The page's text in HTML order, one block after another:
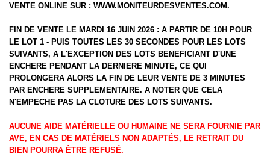
VENTE ONLINE SUR : WWW.MONITEURDESVENTES.COM.
FIN DE VENTE LE MARDI 16 JUIN 2026 : A PARTIR DE 10H POUR
LE LOT 1 - PUIS TOUTES LES 30 SECONDES POUR LES LOTS
SUIVANTS, A L'EXCEPTION DES LOTS BENEFICIANT D'UNE
ENCHERE PENDANT LA DERNIERE MINUTE, CE QUI
PROLONGERA ALORS LA FIN DE LEUR VENTE DE 3 MINUTES
PAR ENCHERE SUPPLEMENTAIRE. A NOTER QUE CELA
N'EMPECHE PAS LA CLOTURE DES LOTS SUIVANTS.
AUCUNE AIDE MATÉRIELLE OU HUMAINE NE SERA FOURNIE PAR
AVE, EN CAS DE MATÉRIELS NON ADAPTÉS, LE RETRAIT DU
BIEN POURRA ÊTRE REFUSÉ.